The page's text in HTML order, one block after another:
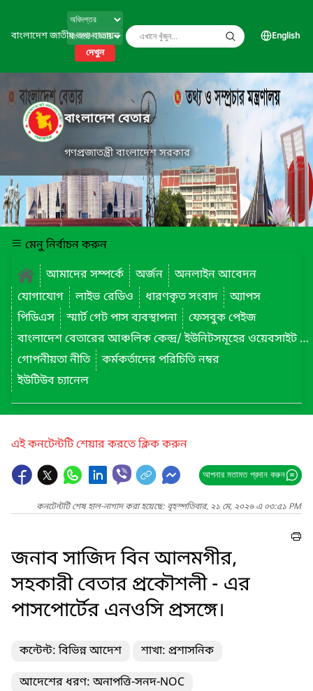
বাংলাদেশ জাতীয় তথ্য বাতায়ন
দেখুন
English
বাংলাদেশ বেতার
গণপ্রজাতন্ত্রী বাংলাদেশ সরকার
মেনু নির্বাচন করুন
আমাদের সম্পর্কে
অর্জন
অনলাইন আবেদন
যোগাযোগ
লাইভ রেডিও ধারণকৃত সংবাদ
অ্যাপস
পিডিএস
স্মার্ট গেট পাস ব্যবস্থাপনা
ফেসবুক পেইজ
বাংলাদেশ বেতারের আঞ্চলিক কেন্দ্র/ ইউনিটসমূহের ওয়েবসাইট লিংক
গোপনীয়তা নীতি
কর্মকর্তাদের পরিচিতি নম্বর
ইউটিউব চ্যানেল
এই কনটেন্টটি শেয়ার করতে ক্লিক করুন
আপনার মতামত প্রদান করুন
কনটেন্টটি শেষ হাল-নাগাদ করা হয়েছে: বৃহস্পতিবার, ২১ মে, ২০২৬ এ ০৩:৫১ PM
জনাব সাজিদ বিন আলমগীর,
সহকারী বেতার প্রকৌশলী - এর
পাসপোর্টের এনওসি প্রসঙ্গে।
কন্টেন্ট: বিভিন্ন আদেশ শাখা: প্রশাসনিক
আদেশের ধরণ: অনাপত্তি-সনদ-NOC